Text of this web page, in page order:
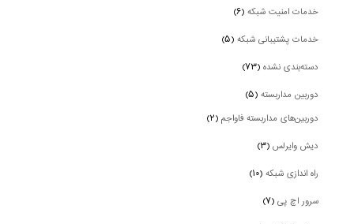
خدمات امنیت شبکه(۶)
خدمات پشتیبانی شبکه(۵)
دسته‌بندی نشده(۷۳)
دوربین‌ مداربسته(۵)
دوربین‌های مداربسته فاواجم(۲)
دیش وایرلس(۳)
راه اندازی شبکه(۱۰)
سرور اچ پی(۷)